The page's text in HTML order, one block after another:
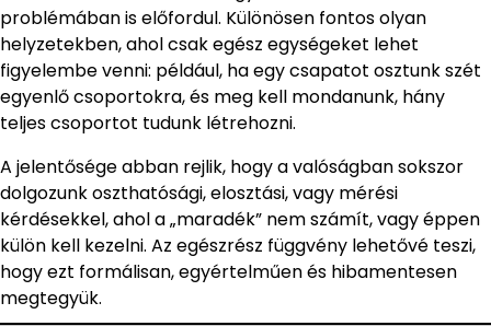
problémában is előfordul. Különösen fontos olyan
helyzetekben, ahol csak egész egységeket lehet
figyelembe venni: például, ha egy csapatot osztunk szét
egyenlő csoportokra, és meg kell mondanunk, hány
teljes csoportot tudunk létrehozni.
A jelentősége abban rejlik, hogy a valóságban sokszor
dolgozunk oszthatósági, elosztási, vagy mérési
kérdésekkel, ahol a „maradék” nem számít, vagy éppen
külön kell kezelni. Az egészrész függvény lehetővé teszi,
hogy ezt formálisan, egyértelműen és hibamentesen
megtegyük.